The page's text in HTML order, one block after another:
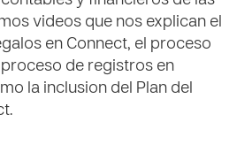
videos que nos explican el
en Connect, el proceso
de registros en
la inclusion del Plan del